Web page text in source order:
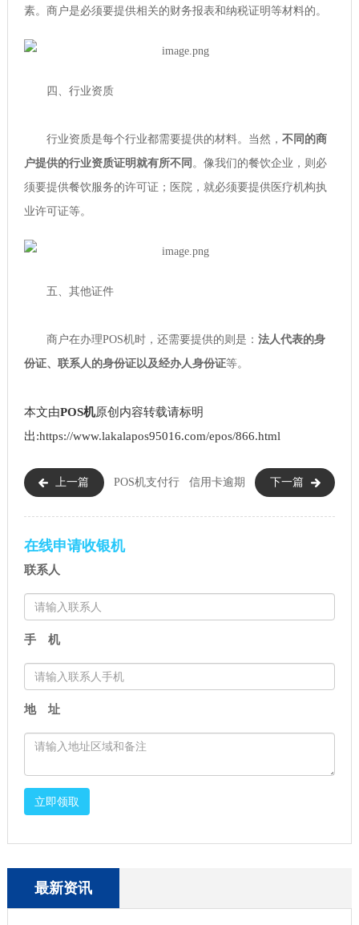
素。商户是必须要提供相关的财务报表和纳税证明等材料的。
四、行业资质
行业资质是每个行业都需要提供的材料。当然， 不同的商
户提供的行业资质证明就有所不同 。像我们的餐饮企业，则必
须要提供餐饮服务的许可证；医院，就必须要提供医疗机构执
业许可证等。
五、其他证件
商户在办理POS机时，还需要提供的则是： 法人代表的身
份证、联系人的身份证以及经办人身份证等。
本文由POS机原创内容转载请标明
出:https://www.lakalapos95016.com/epos/866.html
上一篇 POS机支付行
与机会并存）
下一篇
信用卡逾期
在线申请收银机
联系人
手 机
地 址
立即领取
最新资讯